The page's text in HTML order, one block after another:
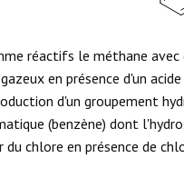
réactifs le méthane avec
en présence d'un
d'un groupement
(benzène) dont
du chlore en présence de